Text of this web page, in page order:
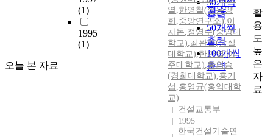
(1)
1995
(1)
오늘 본 자료
관순
30개씩
출력
50개씩
출력
100개씩
출력
열 ,한영철(쌍용양
회 ,중앙연구소),이
차돈,정영수(중앙대
학교),최완철(숭실
대학교),한만엽(아
주대학교),황의승
(경희대학교),홍기
섭 ,홍영균(홍익대학
교)
건설교통부
1995
한국건설기술연
활
용
도
높
은
자
료